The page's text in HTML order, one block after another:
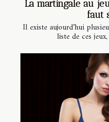
La martingale au
faut
Il existe aujourd’hui
liste de ces